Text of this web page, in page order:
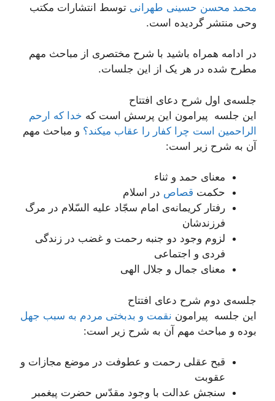
محمد محسن حسینی طهرانی توسط انتشارات مکتب
وحی منتشر گردیده است.
در ادامه همراه باشید با شرح مختصری از مباحث مهم
مطرح شده در هر یک از این جلسات.
جلسه‌ی اول شرح دعای افتتاح
این جلسه پیرامون این پرسش است که خدا که ارحم
الراحمین است چرا کفار را عقاب میکند؟ و مباحث مهم
آن به شرح زیر است:
معنای حمد و ثناء
حکمت قصاص در اسلام
رفتار کریمانه‌ی امام سجّاد علیه السّلام در مرگ
فرزندشان
لزوم وجود دو جنبه رحمت و غضب در زندگی
فردی و اجتماعی
معنای جمال و جلال الهی
جلسه‌ی دوم شرح دعای افتتاح
این جلسه پیرامون نقمت و بدبختی مردم به سبب جهل
بوده و مباحث مهم آن به شرح زیر است:
قبح عقلی رحمت و عطوفت در موضع مجازات و
عقوبت
سنجش عدالت با وجود مقدّس حضرت پیغمبر